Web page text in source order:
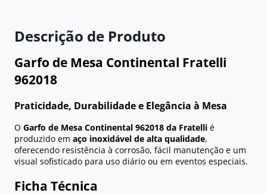
Descrição de Produto
Garfo de Mesa Continental Fratelli
962018
Praticidade, Durabilidade e Elegância à Mesa
O Garfo de Mesa Continental 962018 da Fratelli é
produzido em aço inoxidável de alta qualidade,
oferecendo resistência à corrosão, fácil manutenção e um
visual sofisticado para uso diário ou em eventos especiais.
Ficha Técnica